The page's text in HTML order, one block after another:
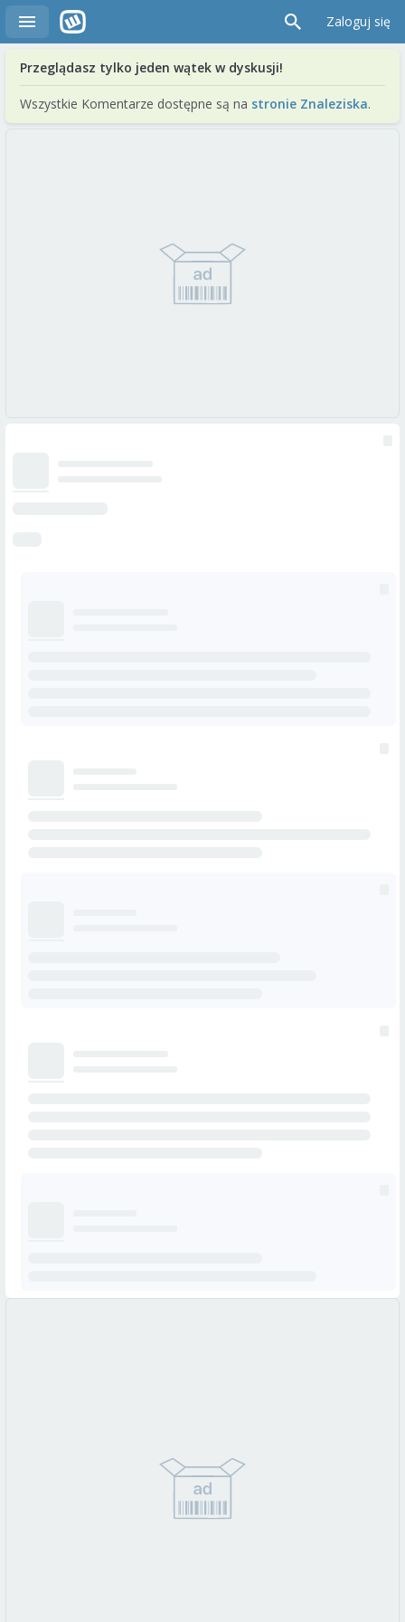
Zaloguj się
Przeglądasz tylko jeden wątek w dyskusji!
Wszystkie Komentarze dostępne są na stronie Znaleziska.